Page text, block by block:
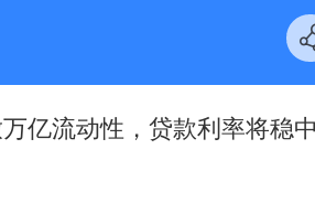
亿流动性，贷款利率将稳中